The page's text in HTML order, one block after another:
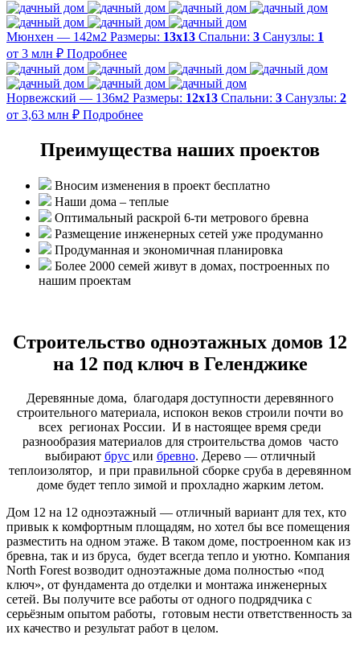
Мюнхен — 142м2 Размеры: 13х13 Спальни: 3 Санузлы: 1
от 3 млн ₽ Подробнее
Норвежский — 136м2 Размеры: 12х13 Спальни: 3 Санузлы: 2
от 3,63 млн ₽ Подробнее
Преимущества наших проектов
Вносим изменения в проект бесплатно
Наши дома – теплые
Оптимальный раскрой 6-ти метрового бревна
Размещение инженерных сетей уже продуманно
Продуманная и экономичная планировка
Более 2000 семей живут в домах, построенных по
нашим проектам
Строительство одноэтажных домов 12
на 12 под ключ в Геленджике
Деревянные дома, благодаря доступности деревянного
строительного материала, испокон веков строили почти во
всех регионах России. И в настоящее время среди
разнообразия материалов для строительства домов часто
выбирают брус или бревно. Дерево — отличный
теплоизолятор, и при правильной сборке сруба в деревянном
доме будет тепло зимой и прохладно жарким летом.
Дом 12 на 12 одноэтажный — отличный вариант для тех, кто
привык к комфортным площадям, но хотел бы все помещения
разместить на одном этаже. В таком доме, построенном как из
бревна, так и из бруса, будет всегда тепло и уютно. Компания
North Forest возводит одноэтажные дома полностью «под
ключ», от фундамента до отделки и монтажа инженерных
сетей. Вы получите все работы от одного подрядчика с
серьёзным опытом работы, готовым нести ответственность за
их качество и результат работ в целом.